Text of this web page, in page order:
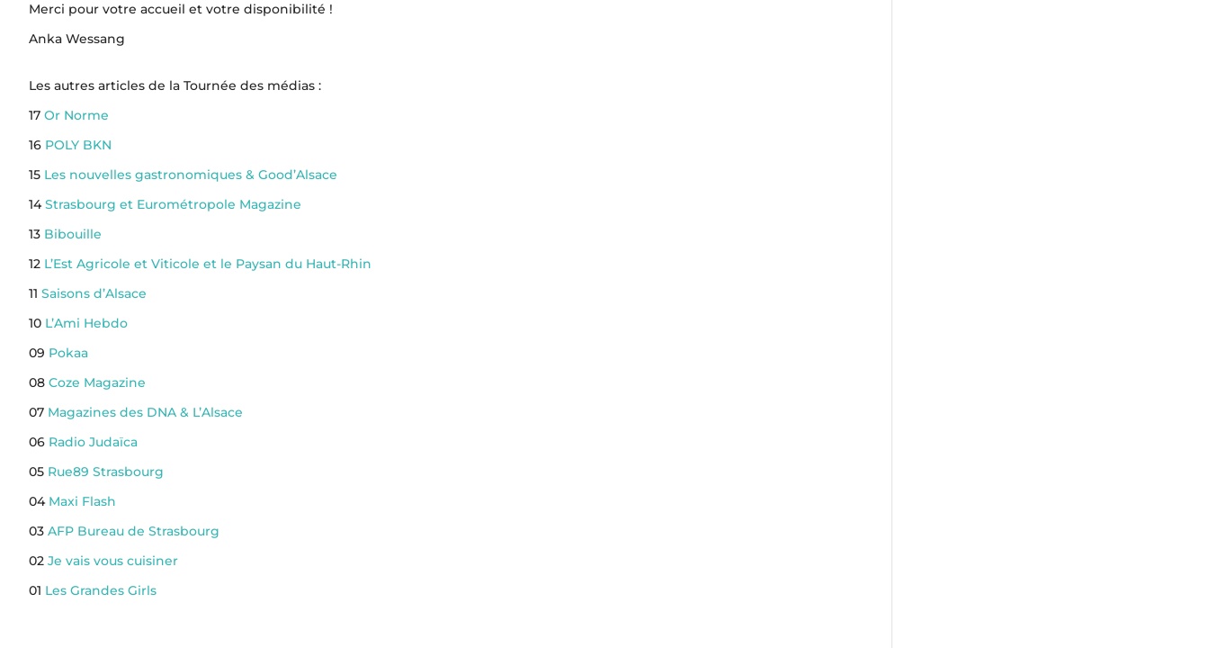
Merci pour votre accueil et votre disponibilité !
Anka Wessang
Les autres articles de la Tournée des médias :
17 Or Norme
16 POLY BKN
15 Les nouvelles gastronomiques & Good’Alsace
14Strasbourg et Eurométropole Magazine
13 Bibouille
12 L’Est Agricole et Viticole et le Paysan du Haut-Rhin
11 Saisons d’Alsace
10 L’Ami Hebdo
09 Pokaa
08 Coze Magazine
07 Magazines des DNA & L’Alsace
06 Radio Judaïca
05 Rue89 Strasbourg
04 Maxi Flash
03 AFP Bureau de Strasbourg
02 Je vais vous cuisiner
01 Les Grandes Girls